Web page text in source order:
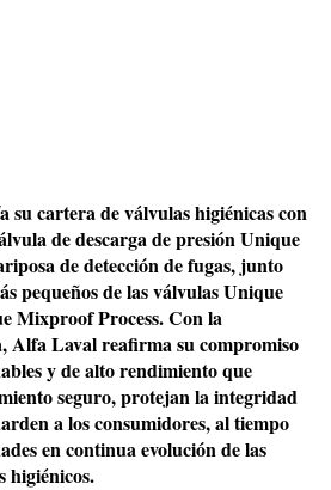
su cartera de válvulas higiénicas con
de descarga de presión Unique
de detección de fugas, junto
pequeños de las válvulas Unique
Mixproof Process. Con la
Alfa Laval reafirma su compromiso
y de alto rendimiento que
seguro, protejan la integridad
a los consumidores, al tiempo
en continua evolución de las
higiénicos.